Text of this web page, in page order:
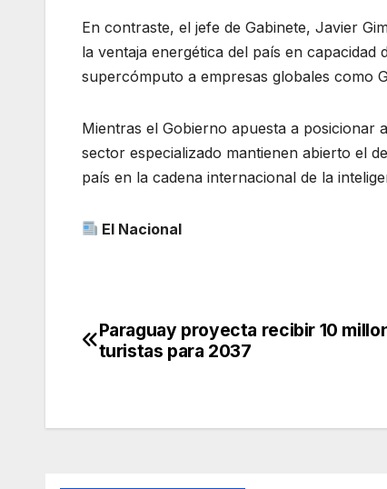
En contraste, el jefe de Gabinete, Javier
la ventaja energética del país en capacidad
supercómputo a empresas globales como
Mientras el Gobierno apuesta a
sector especializado mantienen abierto el
país en la cadena internacional de la
El Nacional
Navegación
Paraguay proyecta recibir 10
turistas para 2037